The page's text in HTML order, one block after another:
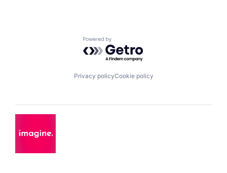
Powered by Getro.com
Privacy policyCookie policy